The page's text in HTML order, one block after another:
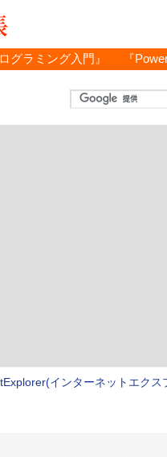
グラミング入門』 『
インターネットエク